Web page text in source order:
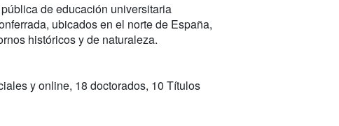
de educación universitaria
ubicados en el norte de España,
históricos y de naturaleza.
y online, 18 doctorados, 10 Títulos